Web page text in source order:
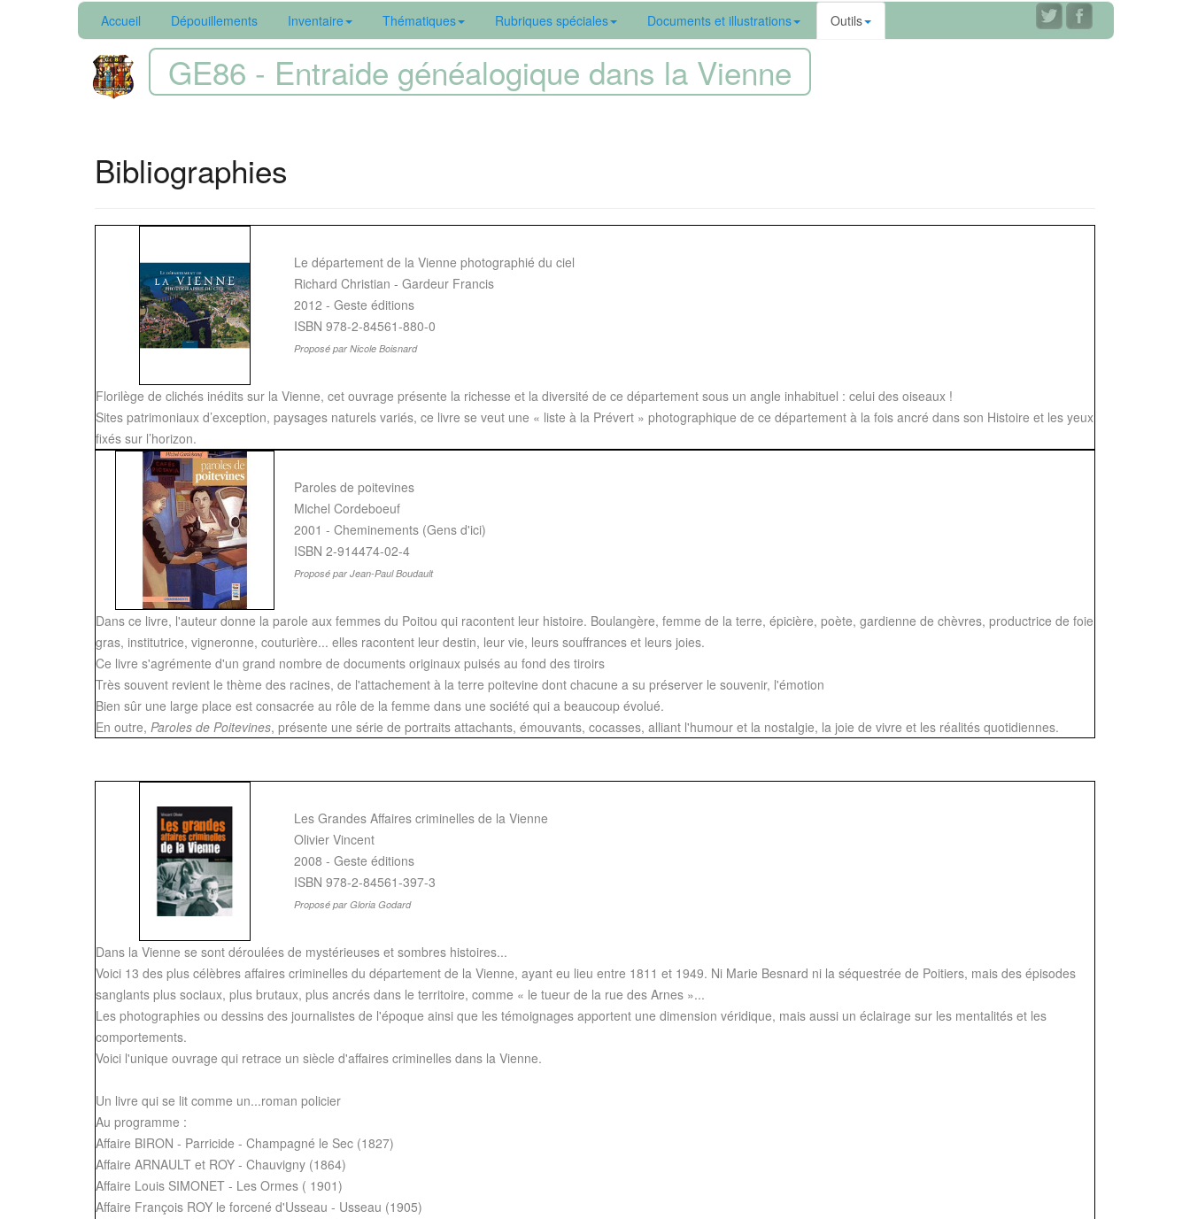
Accueil Dépouillements Inventaire Thématiques Rubriques spéciales Documents et illustrations Outils
GE86 - Entraide généalogique dans la Vienne
Bibliographies
Le département de la Vienne photographié du ciel
Richard Christian - Gardeur Francis
2012 - Geste éditions
ISBN 978-2-84561-880-0
Proposé par Nicole Boisnard
Florilège de clichés inédits sur la Vienne, cet ouvrage présente la richesse et la diversité de ce département sous un angle inhabituel : celui des oiseaux !
Sites patrimoniaux d’exception, paysages naturels variés, ce livre se veut une « liste à la Prévert » photographique de ce département à la fois ancré dans son Histoire et les yeux
fixés sur l’horizon.
Paroles de poitevines
Michel Cordeboeuf
2001 - Cheminements (Gens d'ici)
ISBN 2-914474-02-4
Proposé par Jean-Paul Boudault
Dans ce livre, l'auteur donne la parole aux femmes du Poitou qui racontent leur histoire. Boulangère, femme de la terre, épicière, poète, gardienne de chèvres, productrice de foie
gras, institutrice, vigneronne, couturière... elles racontent leur destin, leur vie, leurs souffrances et leurs joies.
Ce livre s'agrémente d'un grand nombre de documents originaux puisés au fond des tiroirs
Très souvent revient le thème des racines, de l'attachement à la terre poitevine dont chacune a su préserver le souvenir, l'émotion
Bien sûr une large place est consacrée au rôle de la femme dans une société qui a beaucoup évolué.
En outre, Paroles de Poitevines, présente une série de portraits attachants, émouvants, cocasses, alliant l'humour et la nostalgie, la joie de vivre et les réalités quotidiennes.
Les Grandes Affaires criminelles de la Vienne
Olivier Vincent
2008 - Geste éditions
ISBN 978-2-84561-397-3
Proposé par Gloria Godard
Dans la Vienne se sont déroulées de mystérieuses et sombres histoires...
Voici 13 des plus célèbres affaires criminelles du département de la Vienne, ayant eu lieu entre 1811 et 1949. Ni Marie Besnard ni la séquestrée de Poitiers, mais des épisodes
sanglants plus sociaux, plus brutaux, plus ancrés dans le territoire, comme « le tueur de la rue des Arnes »...
Les photographies ou dessins des journalistes de l'époque ainsi que les témoignages apportent une dimension véridique, mais aussi un éclairage sur les mentalités et les
comportements.
Voici l'unique ouvrage qui retrace un siècle d'affaires criminelles dans la Vienne.
Un livre qui se lit comme un...roman policier
Au programme :
Affaire BIRON - Parricide - Champagné le Sec (1827)
Affaire ARNAULT et ROY - Chauvigny (1864)
Affaire Louis SIMONET - Les Ormes ( 1901)
Affaire François ROY le forcené d'Usseau - Usseau (1905)